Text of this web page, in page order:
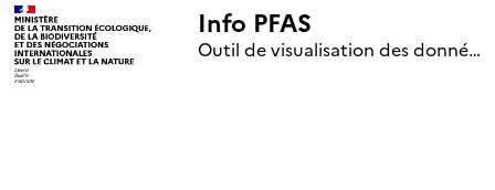
Info PFAS
Outil de visualisation des données nationales de surveillance des substances PFAS (mise à jour le 1er jour de chaque mois)
+
–